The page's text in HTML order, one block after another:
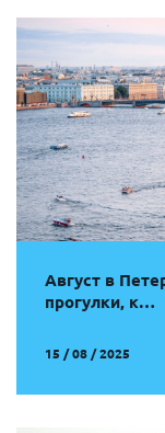
Август в
прогулки, к…
15 / 08 / 2025